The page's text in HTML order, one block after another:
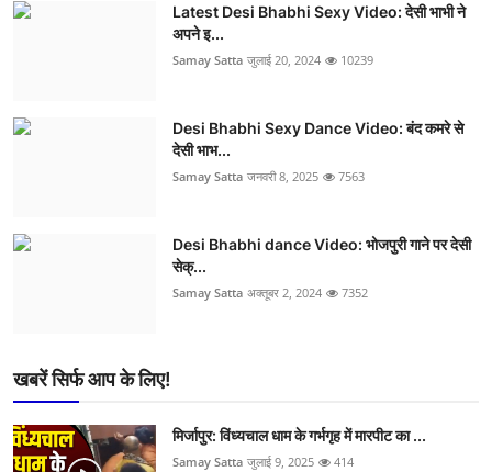
Latest Desi Bhabhi Sexy Video: देसी भाभी ने
अपने इ...
Samay Satta जुलाई 20, 2024 10239
Desi Bhabhi Sexy Dance Video: बंद कमरे से
देसी भाभ...
Samay Satta जनवरी 8, 2025 7563
Desi Bhabhi dance Video: भोजपुरी गाने पर देसी
सेक्...
Samay Satta अक्तूबर 2, 2024 7352
खबरें सिर्फ आप के लिए!
मिर्जापुर: विंध्यचाल धाम के गर्भगृह में मारपीट का ...
Samay Satta जुलाई 9, 2025 414